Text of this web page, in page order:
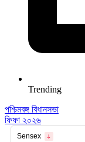
Trending
পশ্চিমবঙ্গ বিধানসভা
ফিফা ২০২৬